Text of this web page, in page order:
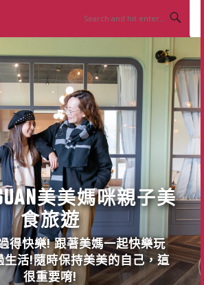
美美媽咪親子美
食旅遊
得快樂! 跟著美媽一起快樂玩
生活!隨時保持美美的自己，這
很重要唷!